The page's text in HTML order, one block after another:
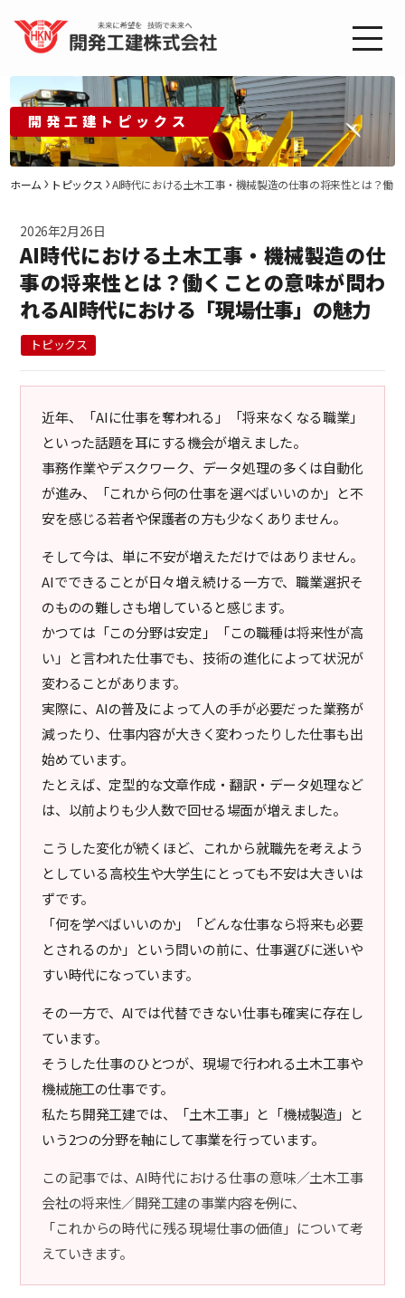
開発工建トピックス
ホーム トピックス AI時代における土木工事・機械製造の仕事の将来性とは？働
2026年2月26日
AI時代における土木工事・機械製造の仕
事の将来性とは？働くことの意味が問わ
れるAI時代における「現場仕事」の魅力
トピックス
近年、「AIに仕事を奪われる」「将来なくなる職業」
といった話題を耳にする機会が増えました。
事務作業やデスクワーク、データ処理の多くは自動化
が進み、「これから何の仕事を選べばいいのか」と不
安を感じる若者や保護者の方も少なくありません。
そして今は、単に不安が増えただけではありません。
AIでできることが日々増え続ける一方で、職業選択そ
のものの難しさも増していると感じます。
かつては「この分野は安定」「この職種は将来性が高
い」と言われた仕事でも、技術の進化によって状況が
変わることがあります。
実際に、AIの普及によって人の手が必要だった業務が
減ったり、仕事内容が大きく変わったりした仕事も出
始めています。
たとえば、定型的な文章作成・翻訳・データ処理など
は、以前よりも少人数で回せる場面が増えました。
こうした変化が続くほど、これから就職先を考えよう
としている高校生や大学生にとっても不安は大きいは
ずです。
「何を学べばいいのか」「どんな仕事なら将来も必要
とされるのか」という問いの前に、仕事選びに迷いや
すい時代になっています。
その一方で、AIでは代替できない仕事も確実に存在し
ています。
そうした仕事のひとつが、現場で行われる土木工事や
機械施工の仕事です。
私たち開発工建では、「土木工事」と「機械製造」と
いう2つの分野を軸にして事業を行っています。
この記事では、AI時代における仕事の意味／土木工事
会社の将来性／開発工建の事業内容――を例に、
「これからの時代に残る現場仕事の価値」について考
えていきます。